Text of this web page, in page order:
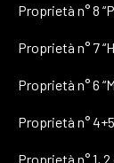
Proprietà n° 8
Proprietà n° 7
Proprietà n° 6
Proprietà n°
Proprietà n° 1, 2